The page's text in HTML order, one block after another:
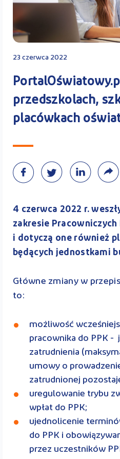
Kontakt
23 czerwca 2022
przedszkolach,
placówkach
4 czerwca 2022 r.
zakresie
i dotyczą one również
będących jednostkami
Główne zmiany w
to:
możliwość
pracownika do PPK -
zatrudnienia
umowy o
zatrudnionej
uregulowanie trybu
wpłat do PPK;
ujednolicenie
do PPK i
przez uczestników